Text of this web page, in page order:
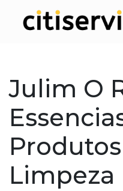
Julim O
Limpeza